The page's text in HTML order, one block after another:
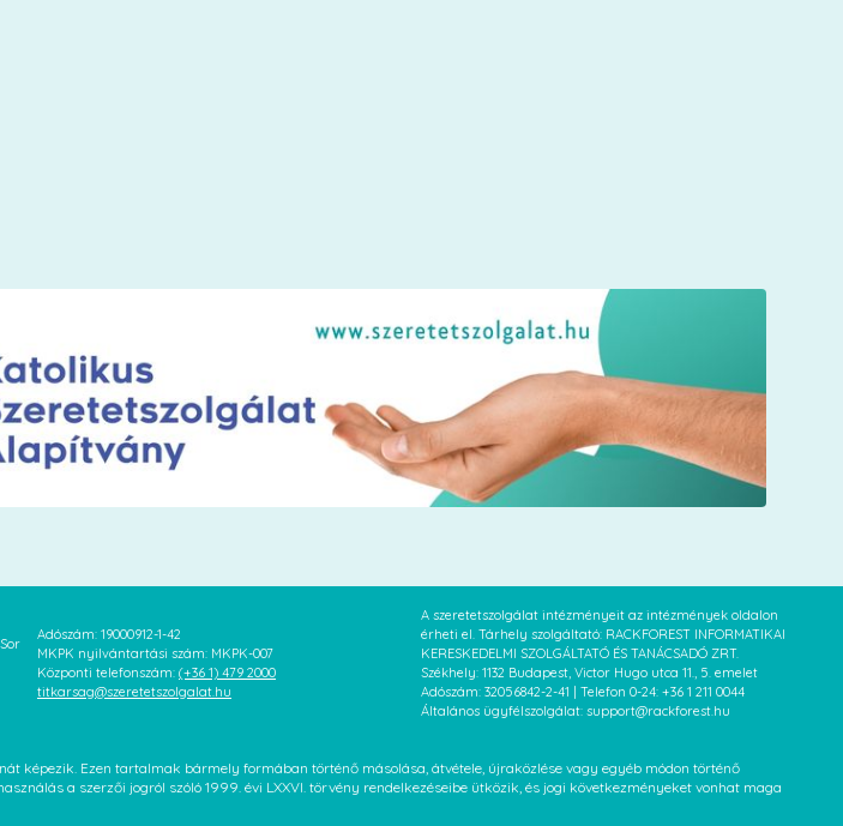
Adószám: 19000912-1-42
MKPK nyilvántartási szám: MKPK-007
Központi telefonszám: (+36 1) 479 2000
titkarsag@szeretetszolgalat.hu
A szeretetszolgálat intézményeit az intézmények oldalon
érheti el. Tárhely szolgáltató: RACKFOREST INFORMATIKAI
KERESKEDELMI SZOLGÁLTATÓ ÉS TANÁCSADÓ ZRT.
Székhely: 1132 Budapest, Victor Hugo utca 11., 5. emelet
Adószám: 32056842-2-41 | Telefon 0-24: +36 1 211 0044
Általános ügyfélszolgálat: support@rackforest.hu
képezik. Ezen tartalmak bármely formában történő másolása, átvétele, újraközlése vagy egyéb módon történő
a szerzői jogról szóló 1999. évi LXXVI. törvény rendelkezéseibe ütközik, és jogi következményeket vonhat maga